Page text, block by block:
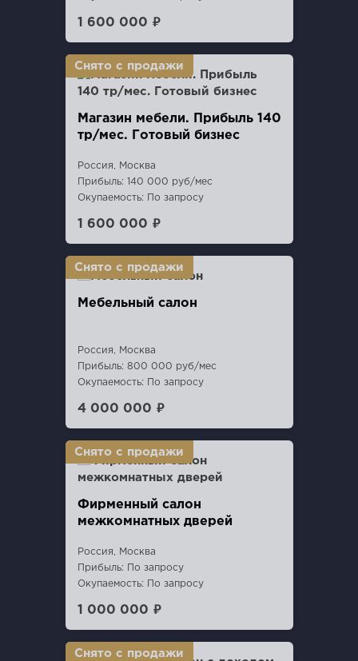
1 600 000 ₽
Магазин мебели. Прибыль 140
тр/мес. Готовый бизнес
Россия, Москва
Прибыль: 140 000 руб/мес
Окупаемость: По запросу
1 600 000 ₽
Мебельный салон
Россия, Москва
Прибыль: 800 000 руб/мес
Окупаемость: По запросу
4 000 000 ₽
Фирменный салон
межкомнатных дверей
Россия, Москва
Прибыль: По запросу
Окупаемость: По запросу
1 000 000 ₽